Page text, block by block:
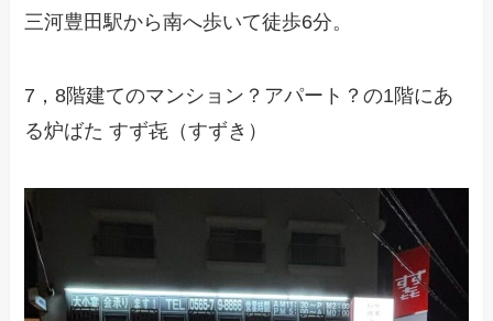
三河豊田駅から南へ歩いて徒歩6分。
7，8階建てのマンション？アパート？の1階にあ
る炉ばた すず㐂（すずき）